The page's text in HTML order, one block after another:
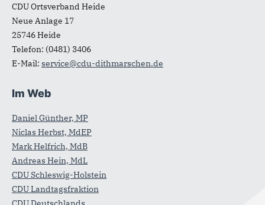
CDU Ortsverband Heide
Neue Anlage 17
25746Heide
Telefon: (0481) 3406
E-Mail: service@cdu-dithmarschen.de
Im Web
Daniel Günther, MP
Niclas Herbst, MdEP
Mark Helfrich, MdB
Andreas Hein, MdL
CDU Schleswig-Holstein
CDU Landtagsfraktion